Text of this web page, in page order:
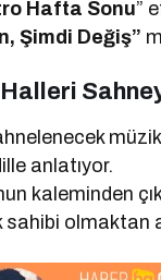
Hafta Sonu”
Şimdi Değiş”
anlatıyor.
kaleminden
sahibi olmaktan